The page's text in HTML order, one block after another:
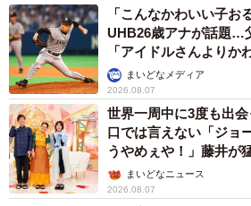
「こんなかわいい子お
UHB26歳アナが話題…
「アイドルさんよりか
か」まいどなメディア
2026.08.07
世界一周中に3度も出
口では言えない「ジョ
うやめぇや！」藤井が
ん】まいどなニュース
2026.08.07